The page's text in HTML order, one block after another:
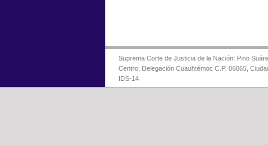
Suprema Corte de Justicia de la Nación: Pino
Centro, Delegación Cuauhtémoc C.P. 06065,
IDS-14